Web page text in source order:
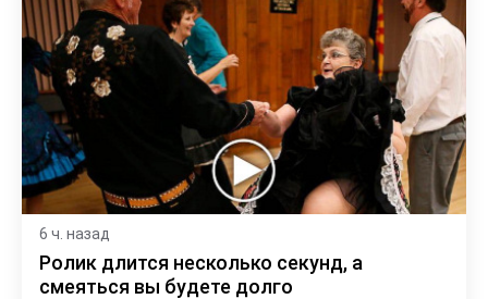
6 ч. назад
Ролик длится несколько секунд, а
смеяться вы будете долго